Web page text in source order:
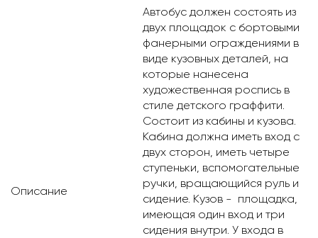
Описание
Автобус должен состоять из
двух площадок с бортовыми
фанерными ограждениями в
виде кузовных деталей, на
которые нанесена
художественная роспись в
стиле детского граффити.
Состоит из кабины и кузова.
Кабина должна иметь вход с
двух сторон, иметь четыре
ступеньки, вспомогательные
ручки, вращающийся руль и
сидение. Кузов - площадка,
имеющая один вход и три
сидения внутри. У входа в